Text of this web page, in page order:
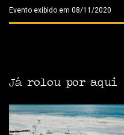
Evento exibido em 08/11/2020
Já rolou por aqui